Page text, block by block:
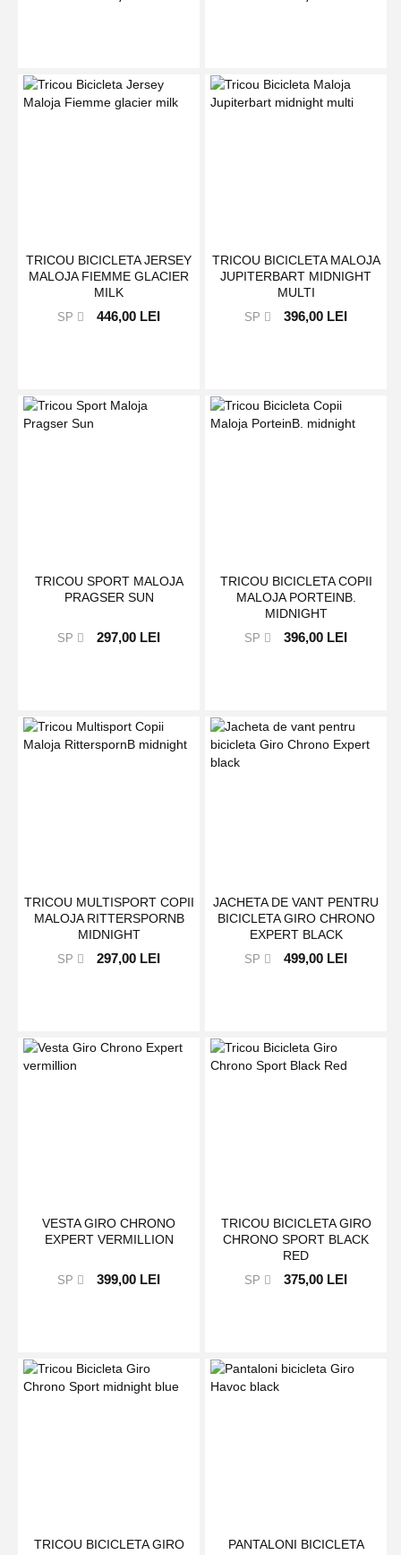
TRICOU BICICLETA JERSEY
MALOJA FIEMME GLACIER
MILK
SP 446,00 LEI
TRICOU BICICLETA MALOJA
JUPITERBART MIDNIGHT
MULTI
SP 396,00 LEI
TRICOU SPORT MALOJA
PRAGSER SUN
SP 297,00 LEI
TRICOU BICICLETA COPII
MALOJA PORTEINB.
MIDNIGHT
SP 396,00 LEI
TRICOU MULTISPORT COPII
MALOJA RITTERSPORNB
MIDNIGHT
SP 297,00 LEI
JACHETA DE VANT PENTRU
BICICLETA GIRO CHRONO
EXPERT BLACK
SP 499,00 LEI
VESTA GIRO CHRONO
EXPERT VERMILLION
SP 399,00 LEI
TRICOU BICICLETA GIRO
CHRONO SPORT BLACK
RED
SP 375,00 LEI
TRICOU BICICLETA GIRO
PANTALONI BICICLETA